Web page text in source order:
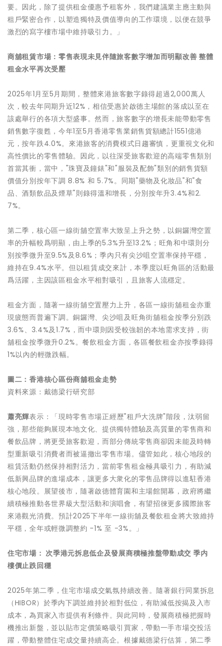
要。因此，除了提供租金優惠予租客外，我們建議業主應主動與
租戶緊密合作，以塑造獨特及價值導向的工作環境，以便在競爭
激烈的寫字樓市場中維持吸引力。」
商舖租賃市場：零售表現未見伴隨旅客數字增加而明顯改善 整體
租金水平再次受壓
2025年1月至5月期間，整體來港旅客數字錄得超過2,000萬人
次，較去年同期升近12%，相信受惠於啟德主場館的落成以至在
該處舉行的各項大型盛事。然而，旅客數字的增長未能帶動零售
銷售數字復甦，今年1至5月香港零售業銷售貨額總計1551億港
元，按年跌4.0%。來港旅客的消費模式日趨審慎，更重視文化和
高性價比的零售體驗。因此，以往深受旅客歡迎的高端零售類別
首當其衝，當中，"珠寶及鐘錶"和"服裝及配飾"類別的銷售貨額
價值分別按年下調 8.8% 和 5.7%。同期"藥物及化妝品"和"食
品、酒類飲品及煙草"則錄得溫和增長，分別按年升3.4%和2.
7%。
第二季，核心區一線街舖空置率大致呈上升之勢，以銅鑼灣空置
率的升幅較爲明顯，由上季的5.3%升至13.2%；旺角和中環則分
別按季微升至9.5%及8.6%；季內只有尖沙咀空置率保持平穩，
維持在9.4%水平。但以租賃成交來計，本季度以旺角區的活動最
爲活躍，主因該區租金水平相對吸引，且旅客人流穩定。
租金方面，隨著一線街舖空置壓力上升，各區一線街舖租金亦重
現疲態而普遍下調。銅鑼灣、尖沙咀及旺角街舖租金按季分別跌
3.6%、3.4%及1.7%，而中環則因受較強韌的本地需求支持，街
舖租金按季微升0.2%。餐飲租金方面，各區餐飲租金亦按季錄得
1%以內的輕微跌幅。
圖二：香港核心區份商舖租金走勢
資料來源：戴德梁行研究部
蕭亮輝表示：「現時零售市場正經歷"租戶大洗牌"階段，汰弱留
強，那些能夠展現本地文化、提供獨特體驗及高質量的零售商和
餐飲品牌，將更受旅客歡迎，而部分傳統零售商卻因未能及時轉
型重新吸引消費者而被逼撤出零售市場。儘管如此，核心地段的
租賃活動仍然保持相對活力，當前零售租金極具吸引力，有助減
低新興品牌的進場成本，讓更多大衆化的零售品牌得以進駐香港
核心地段。展望後市，隨著啟德體育園和主場館開幕，政府將繼
續積極推動各世界級大型活動和演唱會，有望招徠更多國際旅客
來港觀光消費。預計2025下半年一線街舖及餐飲租金將大致維持
平穩，全年或輕微調整約 -1% 至 -3%。」
住宅市場： 次季港元拆息低企及發展商積極推盤帶動成交 季内
樓價止跌回穩
2025年第二季，住宅市場成交氣氛持續改善。隨著銀行同業拆息
（HIBOR）於季内下調並維持於相對低位，有助減低按揭及入市
成本，為買家入市提供有利條件。與此同時，發展商積極把握時
機推出新盤，並以貼市定價策略吸引買家，帶動一手市場交投活
躍，帶動整體住宅成交量持續高企。根據戴德梁行估算，第二季